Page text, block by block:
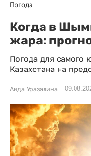
Погода
Когда в
жара:
Погода для самого
Казахстана на
Аида Уразалина